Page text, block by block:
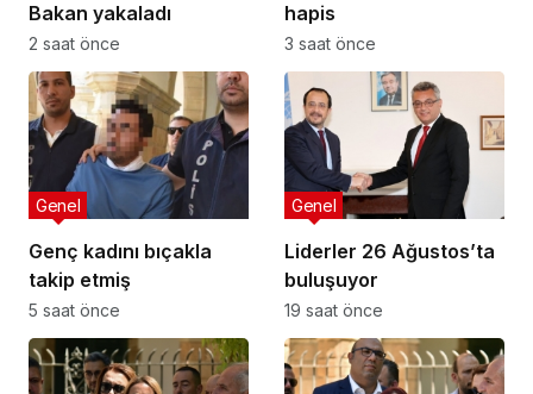
Bakan yakaladı
2 saat önce
hapis
3 saat önce
Genç kadını bıçakla
takip etmiş
Genel
5 saat önce
Liderler 26 Ağustos’ta
buluşuyor
Genel
19 saat önce